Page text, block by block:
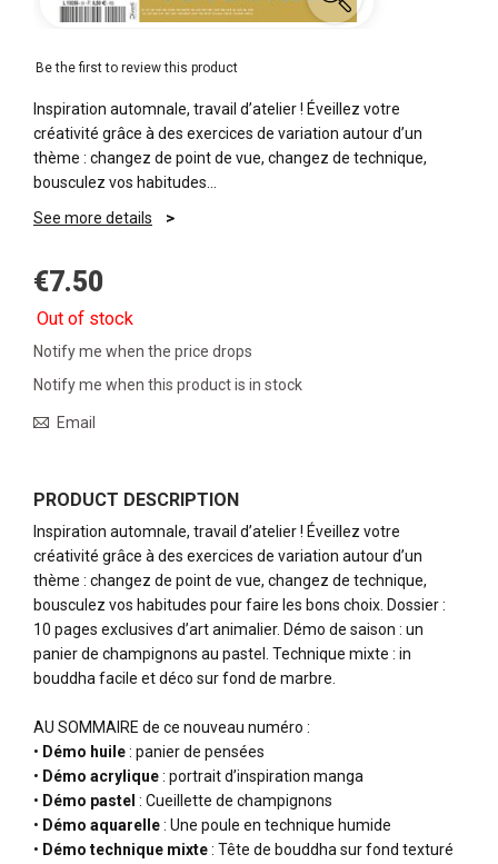
Be the first to review this product
Inspiration automnale, travail d’atelier ! Éveillez votre
créativité grâce à des exercices de variation autour d’un
thème : changez de point de vue, changez de technique,
bousculez vos habitudes…
See more details
€7.50
Out of stock
Notify me when the price drops
Notify me when this product is in stock
Email
PRODUCT DESCRIPTION
Inspiration automnale, travail d’atelier ! Éveillez votre
créativité grâce à des exercices de variation autour d’un
thème : changez de point de vue, changez de technique,
bousculez vos habitudes pour faire les bons choix. Dossier :
10 pages exclusives d’art animalier. Démo de saison : un
panier de champignons au pastel. Technique mixte : in
bouddha facile et déco sur fond de marbre.
AU SOMMAIRE de ce nouveau numéro :
• Démo huile: panier de pensées
• Démo acrylique: portrait d’inspiration manga
• Démo pastel : Cueillette de champignons
• Démo aquarelle: Une poule en technique humide
• Démo technique mixte: Tête de bouddha sur fond texturé